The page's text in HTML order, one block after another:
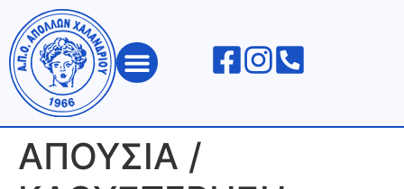
ΑΠΟΥΣΙΑ /